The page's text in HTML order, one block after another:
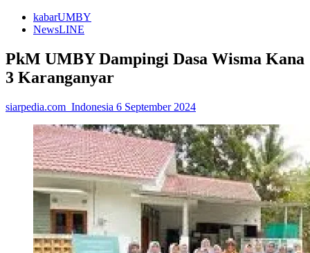
kabarUMBY
NewsLINE
PkM UMBY Dampingi Dasa Wisma Kana
3 Karanganyar
siarpedia.com_Indonesia 6 September 2024